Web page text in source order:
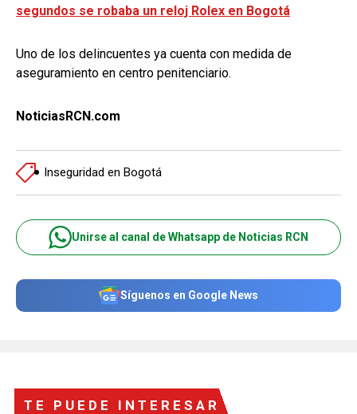
segundos se robaba un reloj Rolex en Bogotá
Uno de los delincuentes ya cuenta con medida de
aseguramiento en centro penitenciario.
NoticiasRCN.com
Inseguridad en Bogotá
Unirse al canal de Whatsapp de Noticias RCN
Síguenos en Google News
TE PUEDE INTERESAR